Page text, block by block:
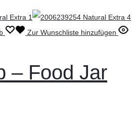
Zur Wunschliste hinzufügen
– Food Jar